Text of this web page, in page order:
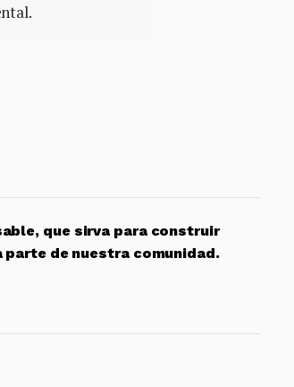
que sirva para construir
de nuestra comunidad.